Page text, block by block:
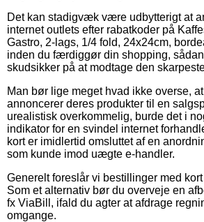
Det kan stadigvæk være udbytterigt at
internet outlets efter rabatkoder på
Gastro, 2-lags, 1/4 fold, 24x24cm,
inden du færdiggør din shopping,
skudsikker på at modtage den
Man bør lige meget hvad ikke overse,
annoncerer deres produkter til en
urealistisk overkommelig, burde det i
indikator for en svindel internet
kort er imidlertid omsluttet af en
som kunde imod uægte e-handler.
Generelt foreslår vi bestillinger med
Som et alternativ bør du overveje en
fx ViaBill, ifald du agter at afdrage
omgange.